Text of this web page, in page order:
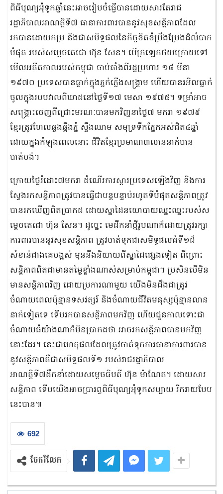
ពិធីបុណ្យអុំទូកឆ្នាំនេះអាចរៀបចំធ្វើបានដោយសារតែរាជ
រដ្ឋាភិបាលអាណត្តិទី៧ ធានាការពារបាននូវសុខសន្តិភាពដែល
រកបានដោយកម្រ និងជាសមិទ្ធផលនៃកិច្ចខិតខំប្រឹងប្រែងដ៏លំបាក
បំផុត របស់សម្តេចតេជោ ហ៊ុន សែន។ បើក្រឡេកថយក្រោយទៅ
មើលអតីតកាលរបស់កម្ពុជា ចាប់តាំងពីរដ្ឋប្រហារ ១៨ មីនា
១៩៧០ ប្រទេសបានធ្លាក់ក្នុងភ្នក់ភ្លើងសង្គ្រាម ហើយបានរអិលធ្លាក់
ចូលក្នុងរបបវាលពិឃាដនៅថ្ងៃទី១៧ មេសា ១៩៧៥។ ទម្រាំអាច
សង្គ្រោះចេញពីជ្រោះមរណៈបានមកវិញនាថ្ងៃ៧ មករា ១៩៧៩
ខ្មែរត្រូវហែលឆ្លងឆ្អឹងភ្នំ ស្ទឹងឈាម សមុទ្រទឹកភ្នែកអស់ជិត៤ឆ្នាំ
ដោយក្នុងកំឡុងពេលនោះ ជីវិតខ្មែរប្រមាណ៣លាននាក់បាន
បាត់បង់។
ក្រោយថ្ងៃរំដោះ៧មករា ដំណើរការស្តារប្រទេសឡើងវិញ និងការ
ស្វែងរកសន្តិភាពត្រូវបានធ្វើជាបន្តបន្ទាប់រហូតទីបំផុតសន្តិភាពត្រូវ
បានរកឃើញពិតប្រាកដ ដោយស្នាដៃនយោបាយឈ្នះឈ្នះរបស់ស
ម្តេចតេជោ ហ៊ុន សែន។ ដូច្នេះ មេដឹកនាំថ្មីរូបណាក៏ដោយត្រូវរក្សា
ការពារបាននូវសុខសន្តិភាព ត្រូវចាត់ទុកជាសមិទ្ធផលធំទី១ដ៏
សំខាន់ជាងគេបង្អស់ មុននឹងនិយាយពីស្នាដៃផ្សេងទៀត ពីព្រោះ
សន្តិភាពពិតជាមានតម្លៃខ្លាំងណាស់សម្រាប់កម្ពុជា។ ប្រសិនបើមិន
មានសន្ដិភាពវិញ ដោយប្រការណាមួយ យើងមិនដឹងជាត្រូវ
ចំណាយពេលប៉ុន្មានទសវត្សរ៍ និងចំណាយជីវិតមនុស្សប៉ុន្មានលាន
នាក់ទៀតទេ ទើបរកបានសន្តិភាពមកវិញ ហើយជួនកាលទោះជា
ចំណាយធំយ៉ាងណាក៏មិនប្រាកដថា អាចរកសន្តិភាពបានមកវិញ
នោះដែរ។ នេះជាហេតុផលដែលត្រូវចាត់ទុកការធានាការពារបាន
នូវសន្តិភាពគឺជាសមិទ្ធផលទី១ របស់រាជរដ្ឋាភិបាល
អាណត្តិទី៧ដឹកនាំដោយសម្តេចធិបតី ហ៊ុន ម៉ាណែត។ ដោយសារ
សន្តិភាព ទើបយើងអាចប្រារព្ធពិធីបុណ្យអុំទូកសប្បាយ រីករាយបែប
នេះបាន៕
692
ចែករំលែក